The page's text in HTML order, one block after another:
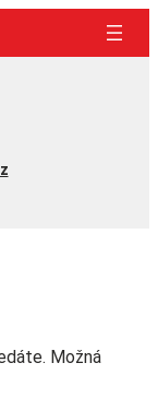
Možná